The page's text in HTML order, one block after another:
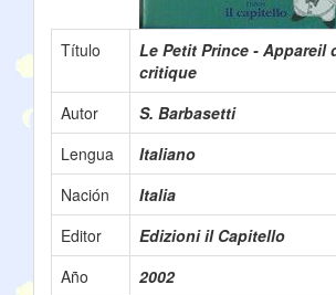
Título
Le Petit Prince - Appareil
critique
Autor
S. Barbasetti
Lengua
Italiano
Nación
Italia
Editor
Edizioni il Capitello
Año
2002